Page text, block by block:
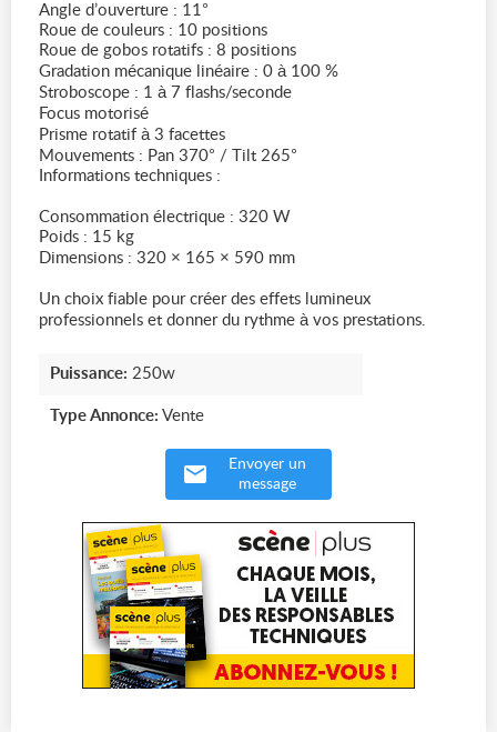
Angle d’ouverture : 11°
Roue de couleurs : 10 positions
Roue de gobos rotatifs : 8 positions
Gradation mécanique linéaire : 0 à 100 %
Stroboscope : 1 à 7 flashs/seconde
Focus motorisé
Prisme rotatif à 3 facettes
Mouvements : Pan 370° / Tilt 265°
Informations techniques :
Consommation électrique : 320 W
Poids : 15 kg
Dimensions : 320 × 165 × 590 mm
Un choix fiable pour créer des effets lumineux
professionnels et donner du rythme à vos prestations.
Puissance: 250w
Type Annonce: Vente
Envoyer un
message